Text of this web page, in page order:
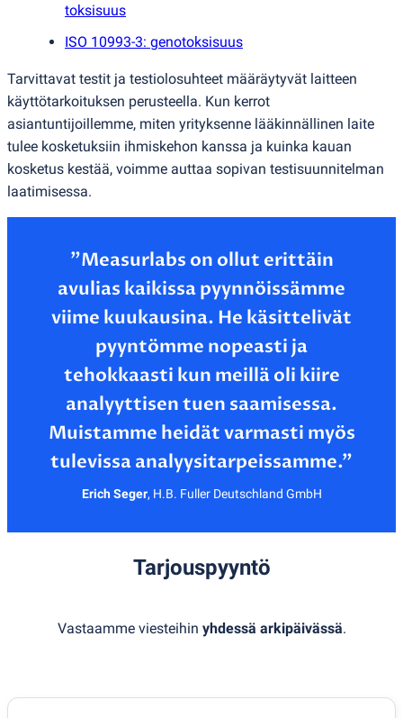
toksisuus
ISO 10993-3: genotoksisuus
Tarvittavat testit ja testiolosuhteet määräytyvät laitteen
käyttötarkoituksen perusteella. Kun kerrot
asiantuntijoillemme, miten yrityksenne lääkinnällinen laite
tulee kosketuksiin ihmiskehon kanssa ja kuinka kauan
kosketus kestää, voimme auttaa sopivan testisuunnitelman
laatimisessa.
”Measurlabs on ollut erittäin
avulias kaikissa pyynnöissämme
viime kuukausina. He käsittelivät
pyyntömme nopeasti ja
tehokkaasti kun meillä oli kiire
analyyttisen tuen saamisessa.
Muistamme heidät varmasti myös
Erich Seger, H.B. Fuller Deutschland GmbH
Tarjouspyyntö
Vastaamme viesteihin yhdessä arkipäivässä.